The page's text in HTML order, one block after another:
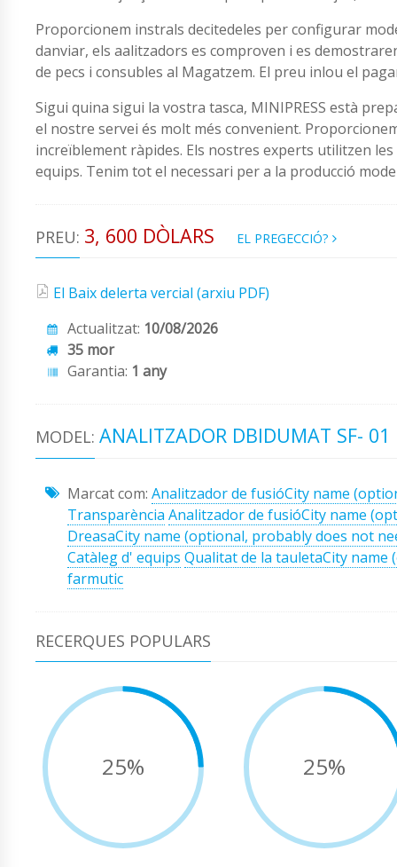
Proporcionem instrals decitedeles per configurar
danviar, els aalitzadors es comproven i es
de pecs i consubles al Magatzem. El preu inlou el
Sigui quina sigui la vostra tasca, MINIPRESS està
el nostre servei és molt més convenient.
increïblement ràpides. Els nostres experts utilitzen
equips. Tenim tot el necessari per a la producció
PREU: 3, 600 DÒLARS EL PREGECCIÓ?
El Baix delerta vercial (arxiu PDF)
Actualitzat: 10/08/2026
35 mor
Garantia: 1 any
MODEL: ANALITZADOR DBIDUMAT SF- 01
Marcat com: Analitzador de fusióCity name
Transparència Analitzador de fusióCity name
DreasaCity name (optional, probably does not
Catàleg d' equips Qualitat de la tauletaCity
farmutic
RECERQUES POPULARS
25% 25%